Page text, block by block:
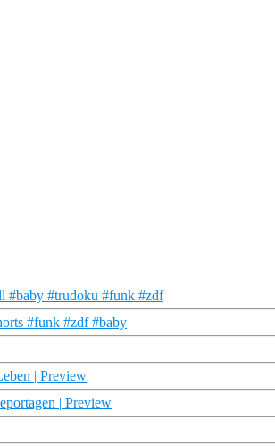
#baby #trudoku #funk #zdf
#funk #zdf #baby
| Preview
| Preview